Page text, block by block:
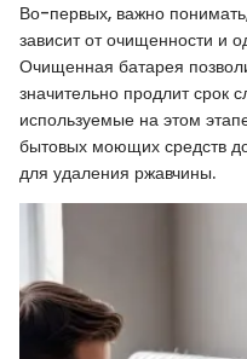
Во-первых, важно
зависит от очищенности и
Очищенная батарея
значительно продлит срок
используемые на этом
бытовых моющих средств
для удаления ржавчины.